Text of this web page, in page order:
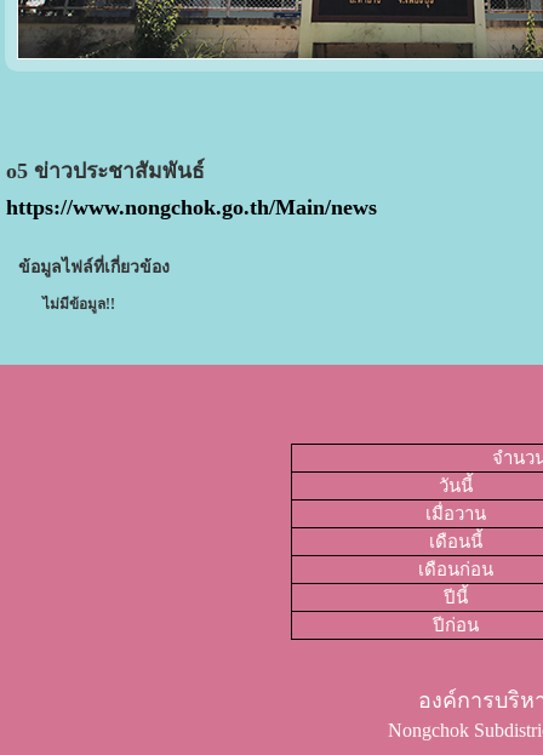
o5 ข่าวประชาสัมพันธ์
https://www.nongchok.go.th/Main/news
ข้อมูลไฟล์ที่เกี่ยวข้อง
ไม่มีข้อมูล!!
จำนว
วันนี้
เมื่อวาน
เดือนนี้
เดือนก่อน
ปีนี้
ปีก่อน
องค์การบริ
Nongchok